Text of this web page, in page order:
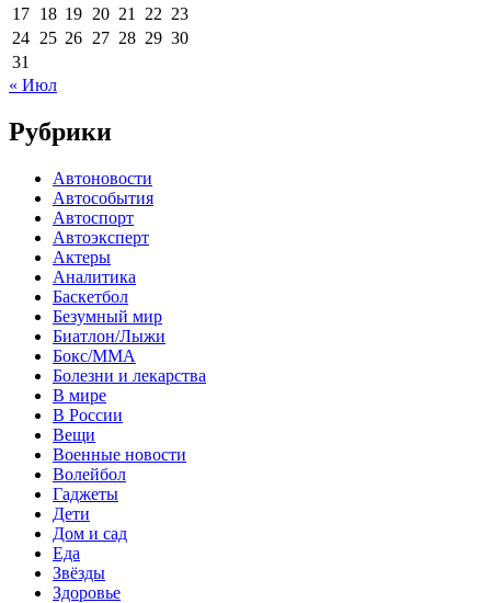
17 18 19 20 21 22 23
24 25 26 27 28 29 30
31
« Июл
Рубрики
Автоновости
Автособытия
Автоспорт
Автоэксперт
Актеры
Аналитика
Баскетбол
Безумный мир
Биатлон/Лыжи
Бокс/MMA
Болезни и лекарства
В мире
В России
Вещи
Военные новости
Волейбол
Гаджеты
Дети
Дом и сад
Еда
Звёзды
Здоровье